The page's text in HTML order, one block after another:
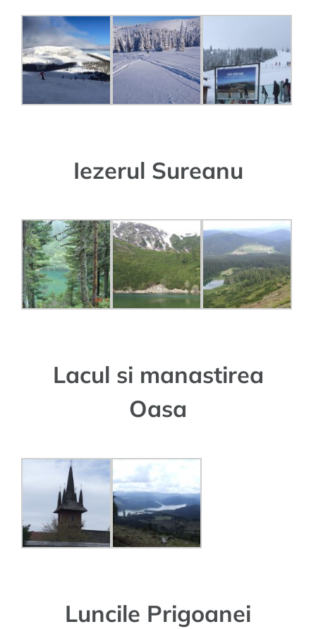
Iezerul Sureanu
Lacul si manastirea
Oasa
Luncile Prigoanei